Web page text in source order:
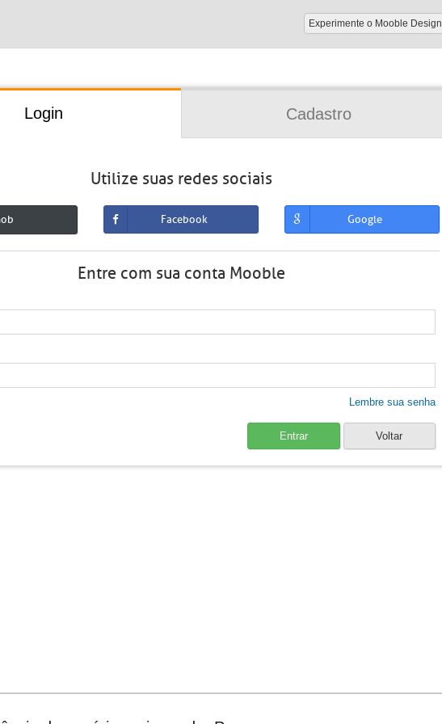
Experimente o Mooble Design
Login Cadastro
Utilize suas redes sociais
Facebook Google
Entre com sua conta Mooble
Lembre sua senha
Entrar Voltar